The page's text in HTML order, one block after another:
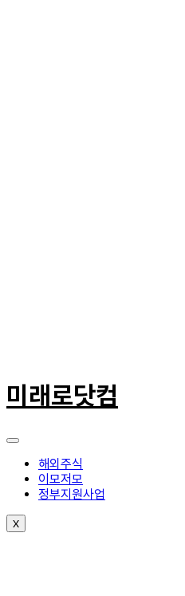
텐
츠
너
미래로닷컴
해외주식
이모저모
정부지원사업
X